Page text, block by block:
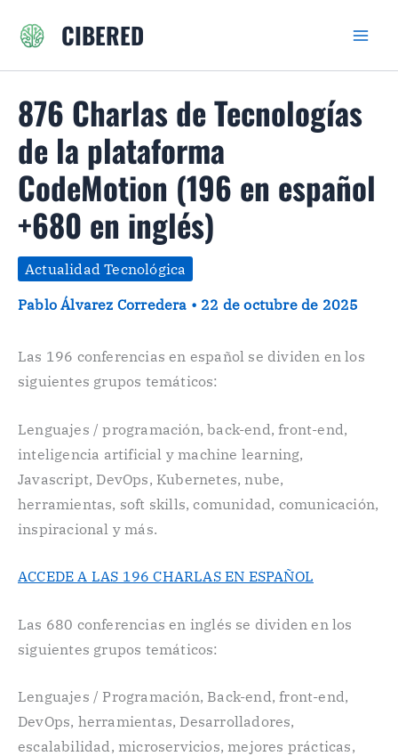
CIBERED
876 Charlas de Tecnologías
de la plataforma
CodeMotion (196 en español
+680 en inglés)
Actualidad Tecnológica
Pablo Álvarez Corredera • 22 de octubre de 2025
Las 196 conferencias en español se dividen en los
siguientes grupos temáticos:
Lenguajes / programación, back-end, front-end,
inteligencia artificial y machine learning,
Javascript, DevOps, Kubernetes, nube,
herramientas, soft skills, comunidad, comunicación,
inspiracional y más.
ACCEDE A LAS 196 CHARLAS EN ESPAÑOL
Las 680 conferencias en inglés se dividen en los
siguientes grupos temáticos:
Lenguajes / Programación, Back-end, front-end,
DevOps, herramientas, Desarrolladores,
escalabilidad, microservicios, mejores prácticas,